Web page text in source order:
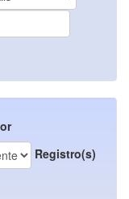
Registro(s)